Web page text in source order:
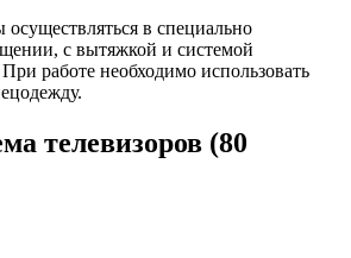
в специально
с вытяжкой и системой
работе необходимо использовать
телевизоров (80